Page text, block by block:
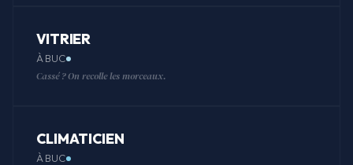
VITRIER
À BUC
Cassé ? On recolle les morceaux.
CLIMATICIEN
À BUC